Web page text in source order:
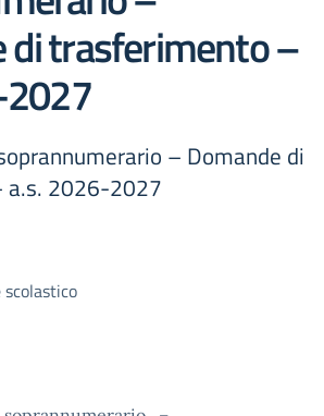
di trasferimento –
– Domande di
2026-2027
scolastico